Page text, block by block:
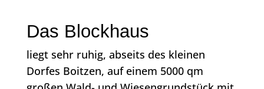
Das Blockhaus
liegt sehr ruhig, abseits des kleinen
Dorfes Boitzen, auf einem 5000 qm